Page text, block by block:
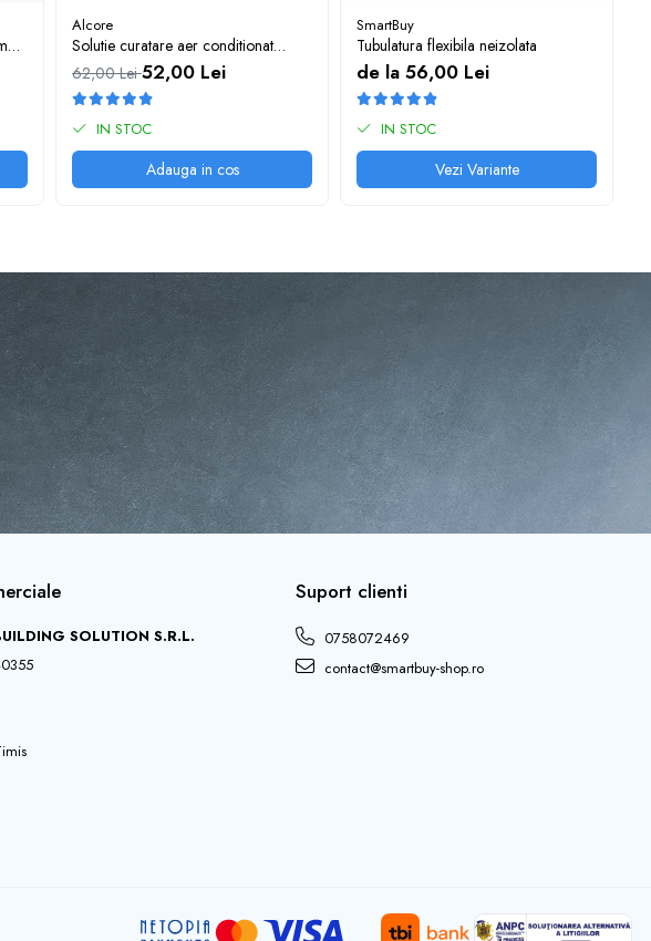
Alcore
Solutie curatare aer conditionat
AlCore (pompă, 1 l)
62,00 Lei52,00 Lei
IN STOC
Adauga in cos
SmartBuy
Tubulatura flexibila neizolata
de la 56,00 Lei
IN STOC
Vezi Variante
SOLUTION S.R.L.
Suport clienti
0758072469
contact@smartbuy-shop.ro